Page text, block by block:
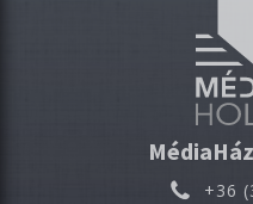
+36